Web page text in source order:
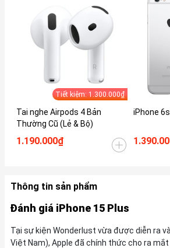
Tiết kiệm: 1.300.000₫
Tai nghe Airpods 4 Bản
Thường Cũ (Lẻ & Bộ)
1.190.000₫
iPhone
Thông tin sản phẩm
Đánh giá iPhone 15 Plus
Tại sự kiện Wonderlust vừa được diễn ra
Việt Nam), Apple đã chính thức cho ra mắt